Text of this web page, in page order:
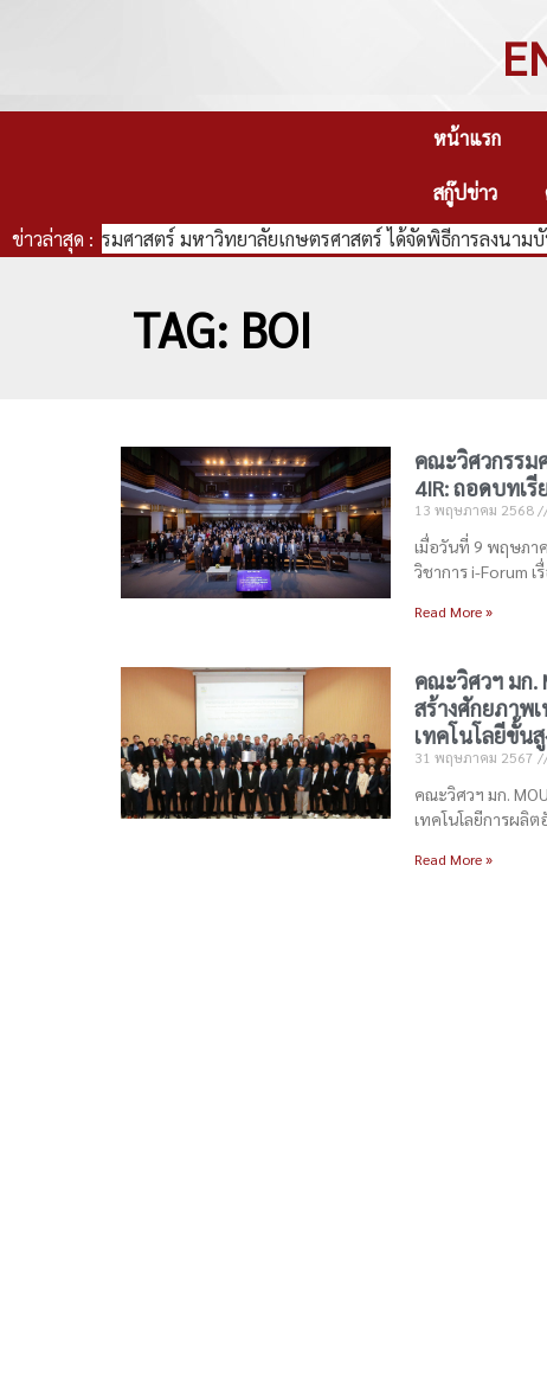
หน้าแรก
สกู๊ปข่าว
ข่าวล่าสุด :
คณะวิศวกรรมศาสตร์ มหาวิทยาลัยเกษตรศาสตร์ ได้จัดพิธีการลงนามบั
TAG: BOI
คณะวิศวกรรม
4IR: ถอดบทเ
13 พฤษภาคม 2568
เมื่อวันที่ 9 พฤษภา
วิชาการ i-Forum เ
Read More »
คณะวิศวฯ มก.
สร้างศักยภาพ
เทคโนโลยีขั้น
31 พฤษภาคม 2567
คณะวิศวฯ มก.
เทคโนโลยีการผลิต
Read More »